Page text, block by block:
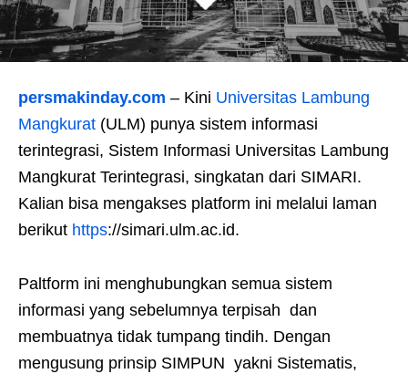
persmakinday.com – Kini Universitas Lambung
Mangkurat (ULM) punya sistem informasi
terintegrasi, Sistem Informasi Universitas Lambung
Mangkurat Terintegrasi, singkatan dari SIMARI.
Kalian bisa mengakses platform ini melalui laman
berikut https://simari.ulm.ac.id.
Paltform ini menghubungkan semua sistem
informasi yang sebelumnya terpisah dan
membuatnya tidak tumpang tindih. Dengan
mengusung prinsip SIMPUN yakni Sistematis,